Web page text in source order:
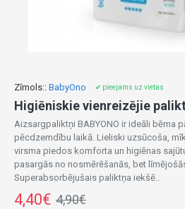
Zīmols:: BabyOno ✔ pieejams uz vietas
Aizsargpaliktņi BABYONO ir ideāli bērna
pēcdzemdību laikā. Lieliski uzsūcoša,
virsma piedos komforta un higiēnas
pasargās no nosmērēšanās, bet
Superabsorbējušais paliktņa iekšē..
4,40€ 4,90€